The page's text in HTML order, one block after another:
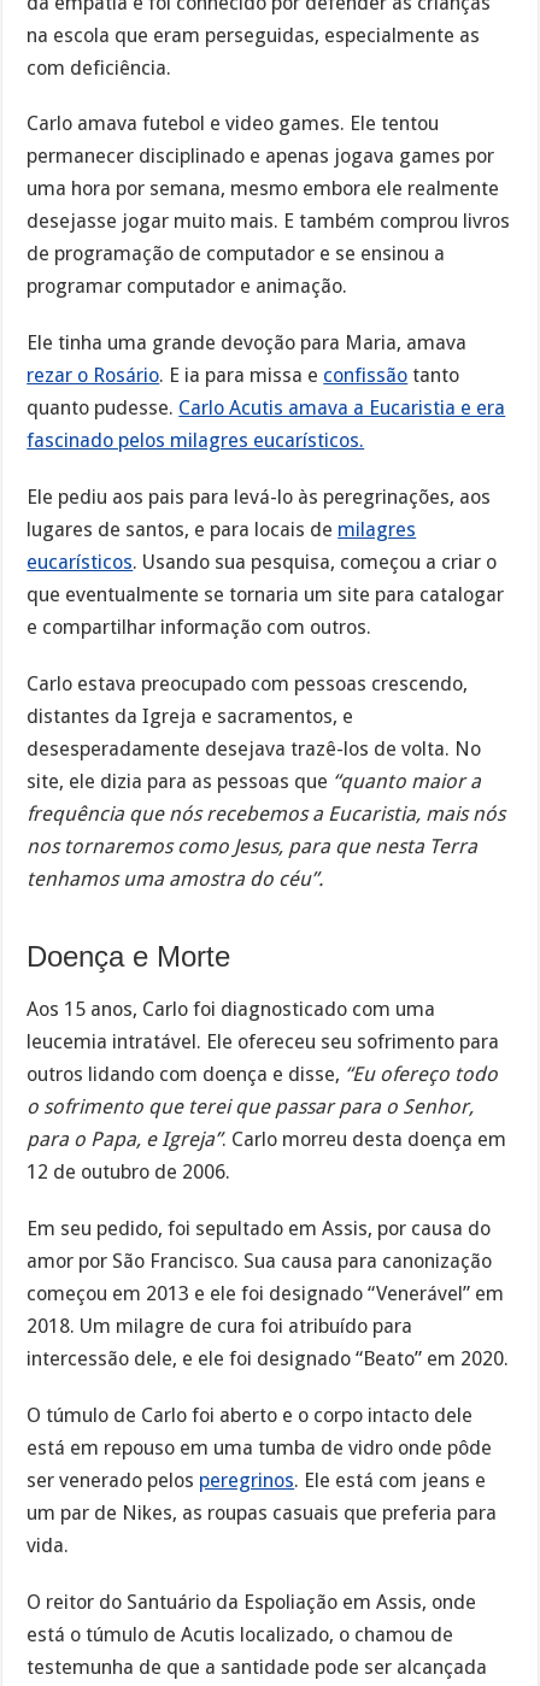
na escola que eram perseguidas, especialmente as
com deficiência.
Carlo amava futebol e video games. Ele tentou
permanecer disciplinado e apenas jogava games por
uma hora por semana, mesmo embora ele realmente
desejasse jogar muito mais. E também comprou livros
de programação de computador e se ensinou a
programar computador e animação.
Ele tinha uma grande devoção para Maria, amava
rezar o Rosário. E ia para missa e confissão tanto
quanto pudesse. Carlo Acutis amava a Eucaristia e era
fascinado pelos milagres eucarísticos.
Ele pediu aos pais para levá-lo às peregrinações, aos
lugares de santos, e para locais de milagres
eucarísticos. Usando sua pesquisa, começou a criar o
que eventualmente se tornaria um site para catalogar
e compartilhar informação com outros.
Carlo estava preocupado com pessoas crescendo,
distantes da Igreja e sacramentos, e
desesperadamente desejava trazê-los de volta. No
site, ele dizia para as pessoas que “quanto maior a
frequência que nós recebemos a Eucaristia, mais nós
nos tornaremos como Jesus, para que nesta Terra
tenhamos uma amostra do céu”.
Doença e Morte
Aos 15 anos, Carlo foi diagnosticado com uma
leucemia intratável. Ele ofereceu seu sofrimento para
outros lidando com doença e disse, “Eu ofereço todo
o sofrimento que terei que passar para o Senhor,
para o Papa, e Igreja”. Carlo morreu desta doença em
12 de outubro de 2006.
Em seu pedido, foi sepultado em Assis, por causa do
amor por São Francisco. Sua causa para canonização
começou em 2013 e ele foi designado “Venerável” em
2018. Um milagre de cura foi atribuído para
intercessão dele, e ele foi designado “Beato” em 2020.
O túmulo de Carlo foi aberto e o corpo intacto dele
está em repouso em uma tumba de vidro onde pôde
ser venerado pelos peregrinos. Ele está com jeans e
um par de Nikes, as roupas casuais que preferia para
vida.
O reitor do Santuário da Espoliação em Assis, onde
está o túmulo de Acutis localizado, o chamou de
testemunha de que a santidade pode ser alcançada